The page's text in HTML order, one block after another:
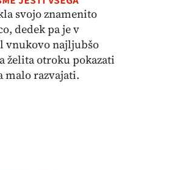
svojo znamenito
dedek pa je v
najljubšo
želita otroku pokazati
malo razvajati.